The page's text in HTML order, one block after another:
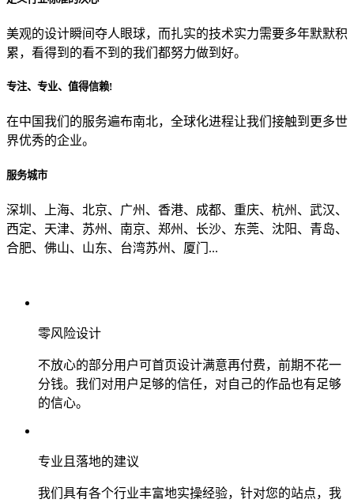
目前主要的营销渠道是？
美观的设计瞬间夺人眼球，而扎实的技术实力需要多年默默积
累，看得到的看不到的我们都努力做到好。
专注、专业、值得信赖!
在中国我们的服务遍布南北，全球化进程让我们接触到更多世
界优秀的企业。
服务城市
深圳、上海、北京、广州、香港、成都、重庆、杭州、武汉、
西定、天津、苏州、南京、郑州、长沙、东莞、沈阳、青岛、
合肥、佛山、山东、台湾苏州、厦门...
零风险设计
不放心的部分用户可首页设计满意再付费，前期不花一
分钱。我们对用户足够的信任，对自己的作品也有足够
的信心。
专业且落地的建议
我们具有各个行业丰富地实操经验，针对您的站点，我